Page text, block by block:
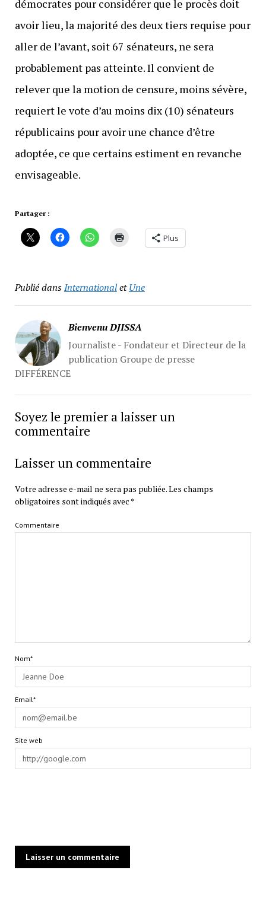
démocrates pour considérer que le procès doit
avoir lieu, la majorité des deux tiers requise pour
aller de l’avant, soit 67 sénateurs, ne sera
probablement pas atteinte. Il convient de
relever que la motion de censure, moins sévère,
requiert le vote d’au moins dix (10) sénateurs
républicains pour avoir une chance d’être
adoptée, ce que certains estiment en revanche
envisageable.
Partager :
Plus
Publié dansInternationaletUne
Bienvenu DJISSA
Journaliste - Fondateur et Directeur de la
publication Groupe de presse
DIFFÉRENCE
Soyez le premier a laisser un
commentaire
Laisser un commentaire
Votre adresse e-mail ne sera pas publiée.Les champs
obligatoires sont indiqués avec *
Commentaire
Nom*
Email*
Site web